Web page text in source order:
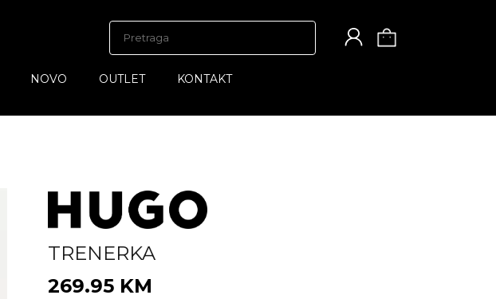
NOVO OUTLET KONTAKT
TRENERKA
269.95 KM